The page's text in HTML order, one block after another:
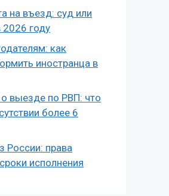
на въезд: суд или
2026 году
как
иностранца в
выезде по РВП: что
более 6
России: права
исполнения